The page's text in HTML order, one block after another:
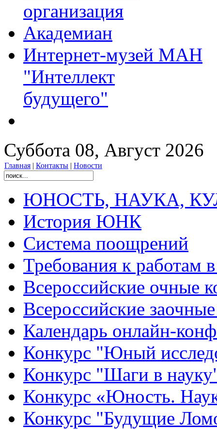
организация
Академиан
Интернет-музей МАН
"Интеллект
будущего"
Суббота 08, Август 2026
Главная | Контакты | Новости
ЮНОСТЬ, НАУКА,
История ЮНК
Система поощрений
Требования к работам
Всероссийские очные
Всероссийские
Календарь онлайн-
Конкурс "Юный
Конкурс "Шаги в
Конкурс «Юность.
Конкурс "Будущие